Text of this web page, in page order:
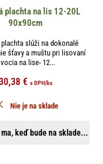
plachta na lis 12-20L
90x90cm
slúži na dokonalé
šťavy a muštu pri lisovaní
na lise- 12...
€ s DPH/ks
keď bude na sklade...
Nie je na sklade